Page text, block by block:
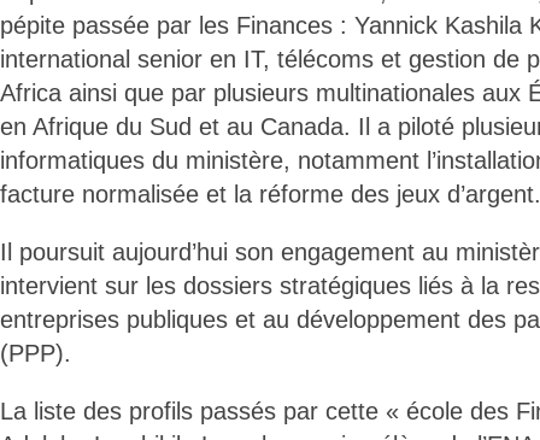
pépite passée par les Finances : Yannick Kashila
international senior en IT, télécoms et gestion de
Africa ainsi que par plusieurs multinationales aux
en Afrique du Sud et au Canada. Il a piloté
informatiques du ministère, notamment
facture normalisée et la réforme des jeux d’argent.
Il poursuit aujourd’hui son engagement au
intervient sur les dossiers stratégiques liés à la
entreprises publiques et au développement des
(PPP).
La liste des profils passés par cette « école des